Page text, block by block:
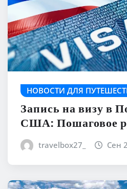
НОВОСТИ ДЛЯ
Запись на визу в
США: Пошаговое
travelbox27_ Сен